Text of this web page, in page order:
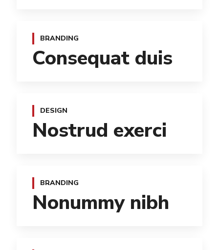
BRANDING
Consequat duis
DESIGN
Nostrud exerci
BRANDING
Nonummy nibh